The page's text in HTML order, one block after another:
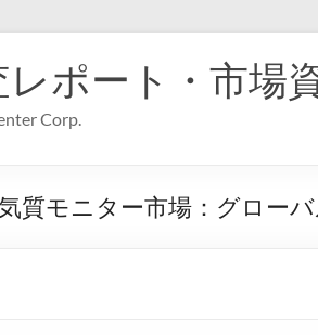
レポート・市場
Corp.
質モニター市場：グロー